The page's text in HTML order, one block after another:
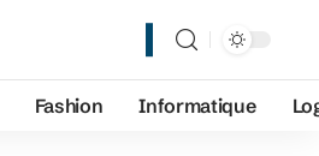
Fashion Informatique